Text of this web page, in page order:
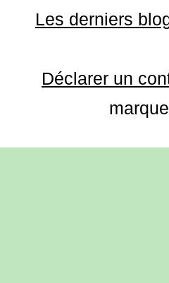
Les derniers
Déclarer un